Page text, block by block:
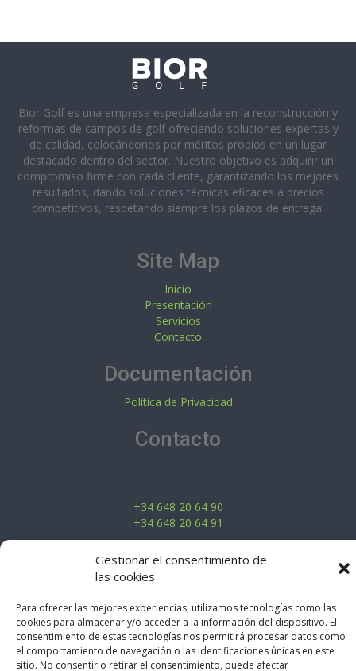
Gestionar el consentimiento de
las cookies
Para ofrecer las mejores experiencias, utilizamos tecnologías como las
cookies para almacenar y/o acceder a la información del dispositivo. El
consentimiento de estas tecnologías nos permitirá procesar datos como
el comportamiento de navegación o las identificaciones únicas en este
sitio. No consentir o retirar el consentimiento, puede afectar
Bior Golf es una empresa especializada en la reconstrucción y
reformas de campos de golf ofreciendo soluciones expertas y
de calidad, colocándonos por méritos propios en un lugar
destacado dentro del sector. Nuestro objetivo es adquirir un
compromiso firme con cada cliente, garantizando los mejores
resultados, dando soluciones técnicas eficaces a precios
competitivos, respetando siempre los plazos de entrega.
Site Map
Inicio
Presentación
Servicios
Contacto
Documentación
Política de Privacidad
Contacto
+34 648 20 64 90
+34 648 20 64 91
www.bioraplicaciones.com